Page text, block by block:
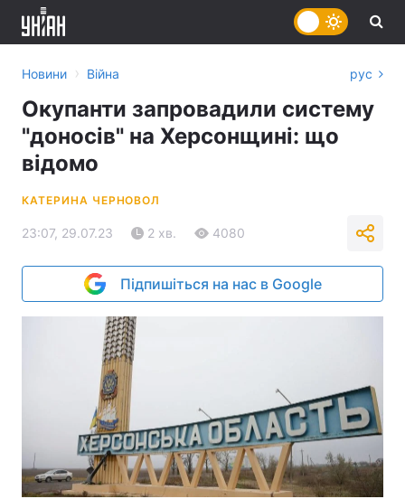
Новини › Війна рус
Окупанти запровадили систему
"доносів" на Херсонщині: що
відомо
КАТЕРИНА ЧЕРНОВОЛ
23:07, 29.07.23 2 хв. 4080
Підпишіться на нас в Google